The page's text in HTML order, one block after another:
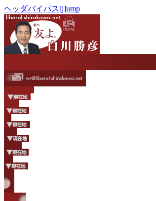
ヘッダバイパス[j]ump